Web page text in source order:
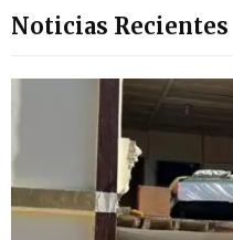
Noticias Recientes